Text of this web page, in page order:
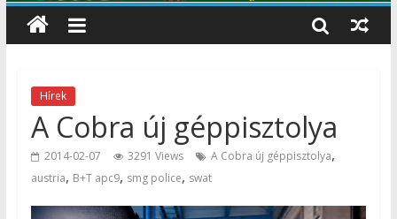
Hírek
A Cobra új géppisztolya
2014-02-07 3291 Views A Cobra új géppisztolya,
austria, B+T apc9, smg police, swat